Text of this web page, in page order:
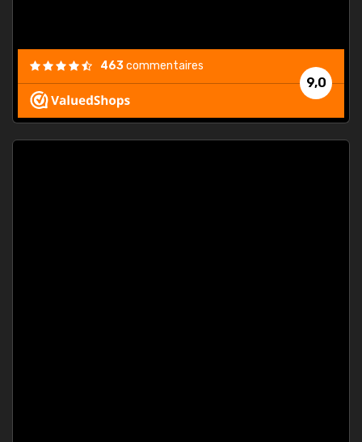
9,0
463commentaires